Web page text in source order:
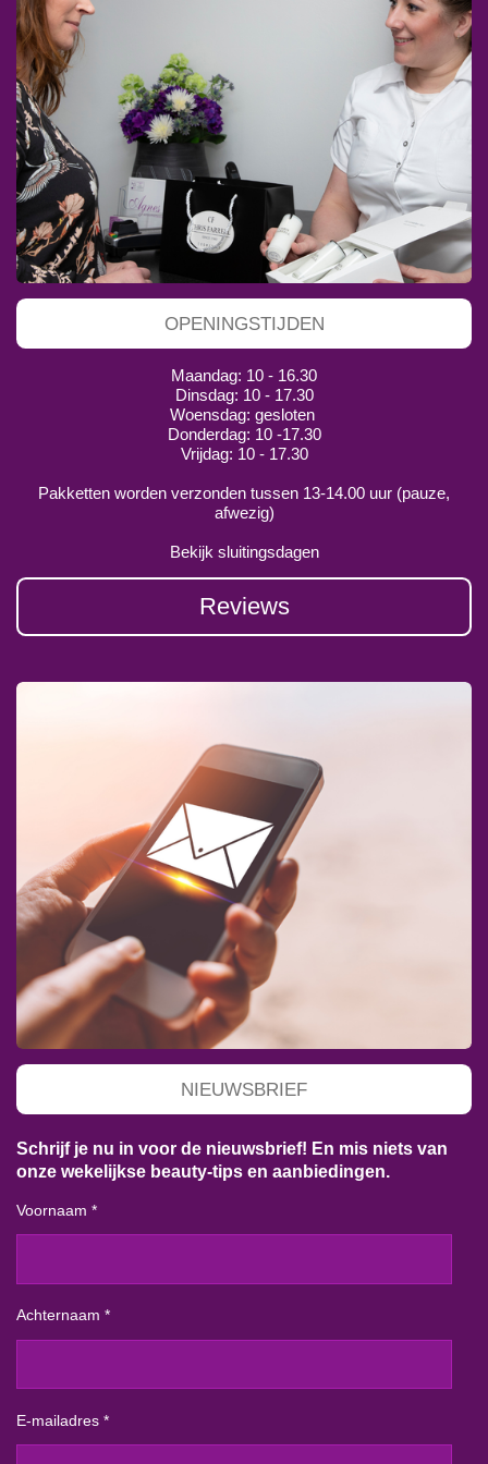
OPENINGSTIJDEN
Maandag: 10 - 16.30
Dinsdag: 10 - 17.30
Woensdag: gesloten
Donderdag: 10 -17.30
Vrijdag: 10 - 17.30
Pakketten worden verzonden tussen 13-14.00 uur (pauze,
afwezig)
Bekijk sluitingsdagen
Reviews
NIEUWSBRIEF
Schrijf je nu in voor de nieuwsbrief! En mis niets van
onze wekelijkse beauty-tips en aanbiedingen.
Voornaam *
Achternaam *
E-mailadres *